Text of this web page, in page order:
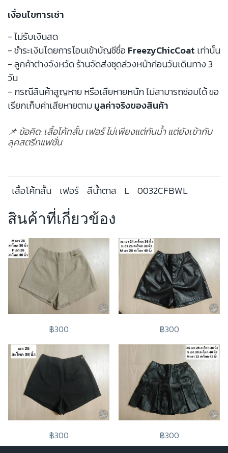
เงื่อนไขการเช่า
- ไม่รับเงินสด
- ชำระเงินโดยการโอนเข้าบัญชีชื่อFreezyChicCoat เท่านั้น
- ลูกค้าต่างจังหวัด ร้านจัดส่งชุดล่วงหน้าก่อนวันเดินทาง 3
วัน
- กรณีสินค้าสูญหาย หรือเสียหายหนัก ไม่สามารถซ่อมได้ ขอ
เรียกเก็บค่าเสียหายตามมูลค่าจริงของสินค้า
📌 ข้อคิด: เสื้อโค้ทสั้น เฟอร์ ไม่เพียงแต่กันน้ำ แต่ยังเข้ากับ
ลุคสตรีทแฟชั่น
เสื้อโค้ทสั้น เฟอร์ สีน้ำตาล L 0032CFBWL
สินค้าที่เกี่ยวข้อง
฿300 ฿300
฿300 ฿300